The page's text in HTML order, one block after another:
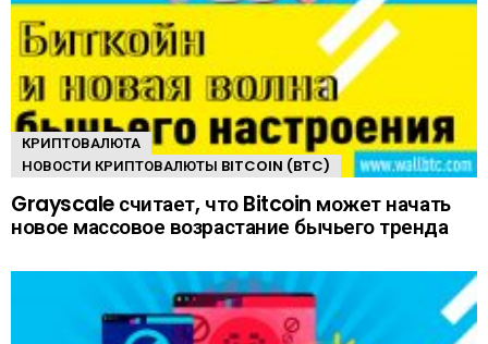
КРИПТОВАЛЮТА
НОВОСТИ КРИПТОВАЛЮТЫ BITCOIN (BTC)
Grayscale считает, что Bitcoin может начать
новое массовое возрастание бычьего тренда